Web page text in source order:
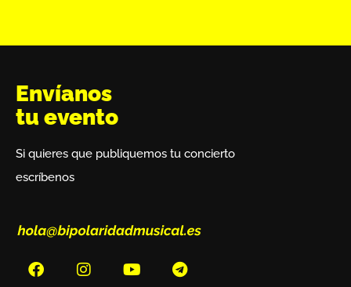
Envíanos
tu evento
Si quieres que publiquemos tu concierto
escríbenos